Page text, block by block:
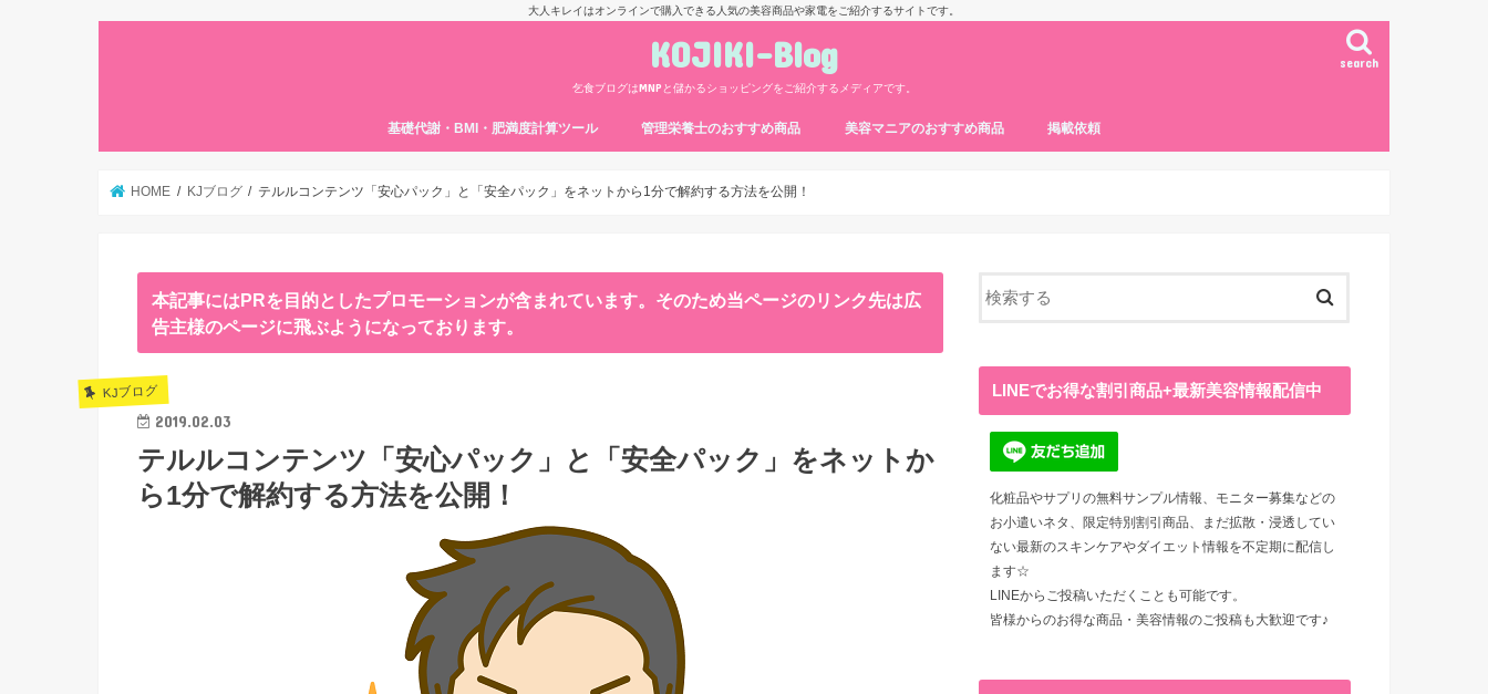
大人キレイはオンラインで購入できる人気の美容商品や家電をご紹介するサイトです。
KOJIKI-Blog
乞食ブログはMNPと儲かるショッピングをご紹介するメディアです。
search
基礎代謝・BMI・肥満度計算ツール 管理栄養士のおすすめ商品 美容マニアのおすすめ商品 掲載依頼
HOME KJブログ テルルコンテンツ「安心パック」と「安全パック」をネットから1分で解約する方法を公開！
本記事にはPRを目的としたプロモーションが含まれています。そのため当ページのリンク先は広
告主様のページに飛ぶようになっております。
KJブログ
2019.02.03
テルルコンテンツ「安心パック」と「安全パック」をネットか
ら1分で解約する方法を公開！
LINEでお得な割引商品+最新美容情報配信中
化粧品やサプリの無料サンプル情報、モニター募集などの
お小遣いネタ、限定特別割引商品、まだ拡散・浸透してい
ない最新のスキンケアやダイエット情報を不定期に配信し
ます☆
LINEからご投稿いただくことも可能です。
皆様からのお得な商品・美容情報のご投稿も大歓迎です♪